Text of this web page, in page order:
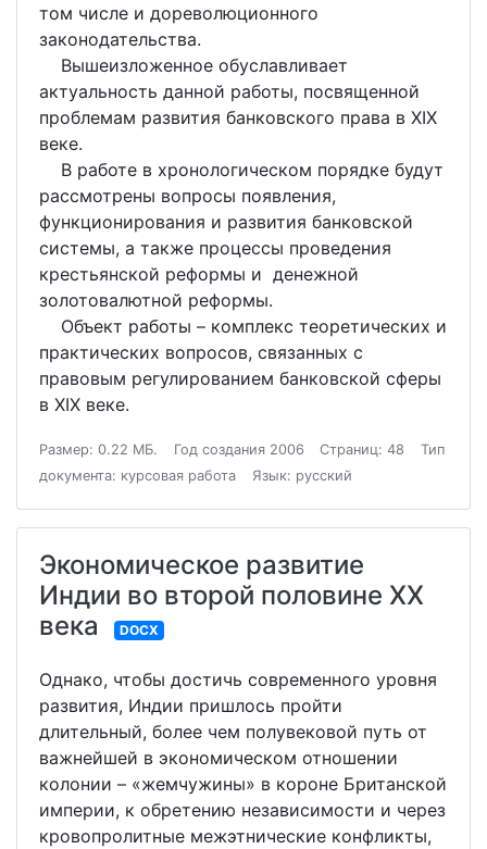
том числе и дореволюционного
законодательства.
Вышеизложенное обуславливает
актуальность данной работы, посвященной
проблемам развития банковского права в XIX
веке.
В работе в хронологическом порядке будут
рассмотрены вопросы появления,
функционирования и развития банковской
системы, а также процессы проведения
крестьянской реформы и денежной
золотовалютной реформы.
Объект работы – комплекс теоретических и
практических вопросов, связанных с
правовым регулированием банковской сферы
в XIX веке.
Размер: 0.22 МБ. Год создания 2006 Страниц: 48
Тип
документа: курсовая работа
Язык: русский
Экономическое развитие
Индии во второй половине ХХ
века
DOCX
Однако, чтобы достичь современного уровня
развития, Индии пришлось пройти
длительный, более чем полувековой путь от
важнейшей в экономическом отношении
колонии – «жемчужины» в короне Британской
империи, к обретению независимости и через
кровопролитные межэтнические конфликты,